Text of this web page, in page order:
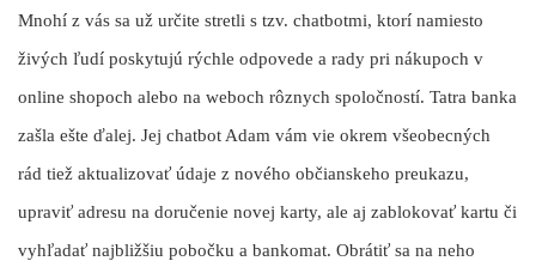
Mnohí z vás sa už určite stretli s tzv. chatbotmi, ktorí namiesto
živých ľudí poskytujú rýchle odpovede a rady pri nákupoch v
online shopoch alebo na weboch rôznych spoločností. Tatra banka
zašla ešte ďalej. Jej chatbot Adam vám vie okrem všeobecných
rád tiež aktualizovať údaje z nového občianskeho preukazu,
upraviť adresu na doručenie novej karty, ale aj zablokovať kartu či
vyhľadať najbližšiu pobočku a bankomat. Obrátiť sa na neho